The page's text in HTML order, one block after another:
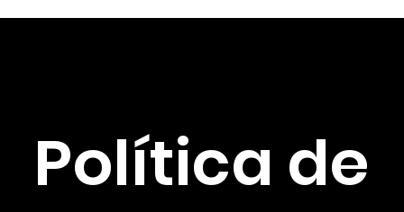
Política de